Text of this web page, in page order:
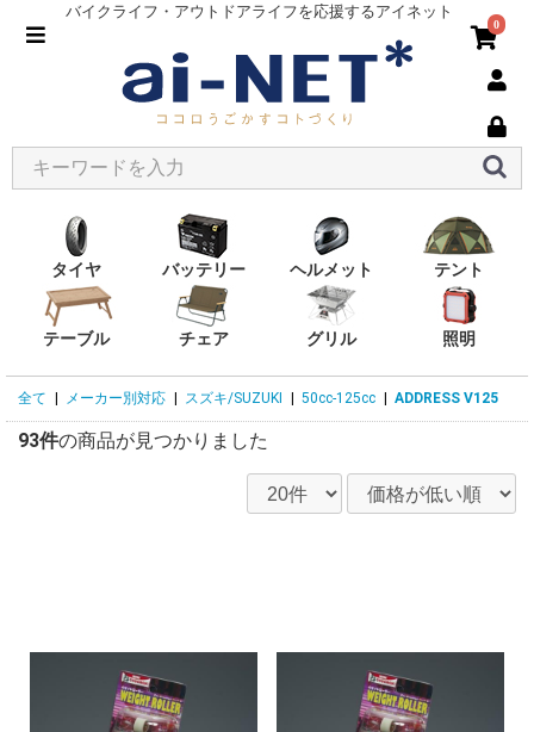
バイクライフ・アウトドアライフを応援するアイネット
0
タイヤ バッテリー ヘルメット テント
テーブル チェア グリル 照明
全て メーカー別対応 スズキ/SUZUKI 50cc-125cc ADDRESS V125
93件の商品が見つかりました